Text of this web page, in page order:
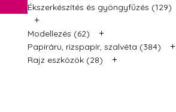
Ékszerkészítés és gyöngyfűzés (129)
+
Modellezés (62) +
Papíráru, rizspapír, szalvéta (384) +
Rajz eszközök (28) +